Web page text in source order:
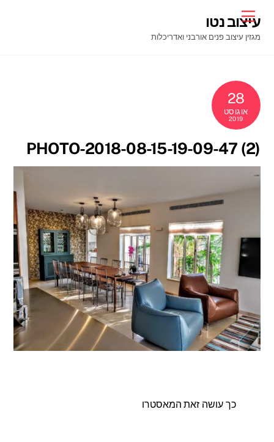
content
Menu
עיצוב נטו
מגזין עיצוב פנים אורבני ואדריכלות
28
אוגוסט
2019
PHOTO-2018-08-15-19-09-47 (2)
כך עושה זאת המאסטרו